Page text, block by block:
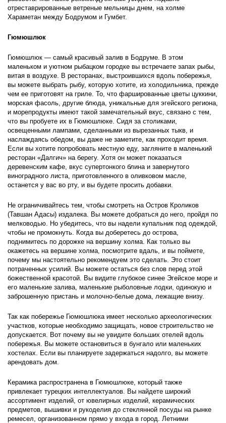
отреставрированные ветреные мельницы днем, на холме
Хараметан между Бодрумом и Гумбет.
Гюмюшлюк
Гюмюшлюк — самый красивый залив в Бодруме. В этом
маленьком и уютном рыбацком городке вы встречаете запах рыбы,
витая в воздухе. В ресторанах, выстроившихся вдоль побережья,
вы можете выбрать рыбу, которую хотите, из холодильника, прежде
чем ее приготовят на гриле. То, что фаршированные цветы цуккини,
морская фасоль, другие блюда, уникальные для эгейского региона,
и морепродукты имеют такой замечательный вкус, связано с тем,
что вы пробуете их в Гюмюшлюке. Сидя за столиками,
освещенными лампами, сделанными из вырезанных тыкв, и
наслаждаясь обедом, вы даже не заметите, как проходит время.
Если вы хотите попробовать местную еду, загляните в маленький
ресторан «Далгич» на берегу. Хотя он может показаться
деревенским кафе, вкус супертонкого блина и завернутого
виноградного листа, приготовленного в оливковом масле,
останется у вас во рту, и вы будете просить добавки.
Не ограничивайтесь тем, чтобы смотреть на Остров Кроликов
(Тавшан Адасы) издалека. Вы можете добраться до него, пройдя по
мелководью. Но убедитесь, что вы надели купальник под одеждой,
чтобы не промокнуть. Когда вы доберетесь до острова,
поднимитесь по дорожке на вершину холма. Как только вы
окажетесь на вершине холма, посмотрите вдаль, и вы поймете,
почему мы настоятельно рекомендуем это сделать. Это стоит
потраченных усилий. Вы можете остаться без слов перед этой
божественной красотой. Вы видите глубокое синее Эгейское море и
его маленькие залива, маленькие рыболовные лодки, одинокую и
заброшенную пристань и молочно-белые дома, лежащие внизу.
Так как побережье Гюмюшлюка имеет несколько археологических
участков, которые необходимо защищать, новое строительство не
допускается. Вот почему вы не увидите больших отелей вдоль
побережья. Вы можете остановиться в бунгало или маленьких
хостелах. Если вы планируете задержаться надолго, вы можете
арендовать дом.
Керамика распространена в Гюмюшлюке, который также
привлекает турецких интеллектуалов. Вы найдете широкий
ассортимент изделий, от ювелирных изделий, керамических
предметов, вышивки и рукоделия до стеклянной посуды на рынке
ремесел, организованном прямо у входа в город. Летними